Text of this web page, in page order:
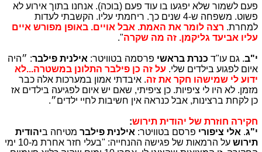
פעם לשמור שלא יפגעו בו עוד פעם (בוכה). אנחנו בתוך אירוע לא
פשוט. משפחה ש-4 שנים כך. ריחמתי עליו. הקשבתי לעדות
למחרת. רצה לומר את האמת. אבל אויים. באופן מפורש איים
עליו אביעד גליקמן. זה מה שקרה"
.
י"ב. גם עו"ד כנרת בראשי פרסמה בטוויטר: אילנית פילבר: ״היה
איום לפגוע בילדים שלי. על זה כן פילבר התלונן במשטרה...לא
ידוע לי שמישהו חקר את זה. איבדתי אמון במערכות אלה כבר
מזמן. לא היו לי ציפיות. כן ציפיתי, שאם יש איום לפגיעה בילדים אז
כן לקחת ברצינות, אבל כנראה אין חשיבות לחיי ילדים״.
חקירה חוזרת של יהודית תירוש:
י"ג. אלי ציפורי פרסם בטוויטר: אילנית פילבר מטיחה ביהודית
תירוש
על הרמאות של פגישה ההנחייה: "בעלי חזר אחרת מ-10 ימי